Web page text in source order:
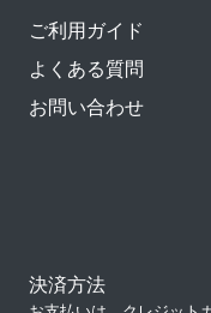
ご利用ガイド
よくある質問
お問い合わせ
決済方法